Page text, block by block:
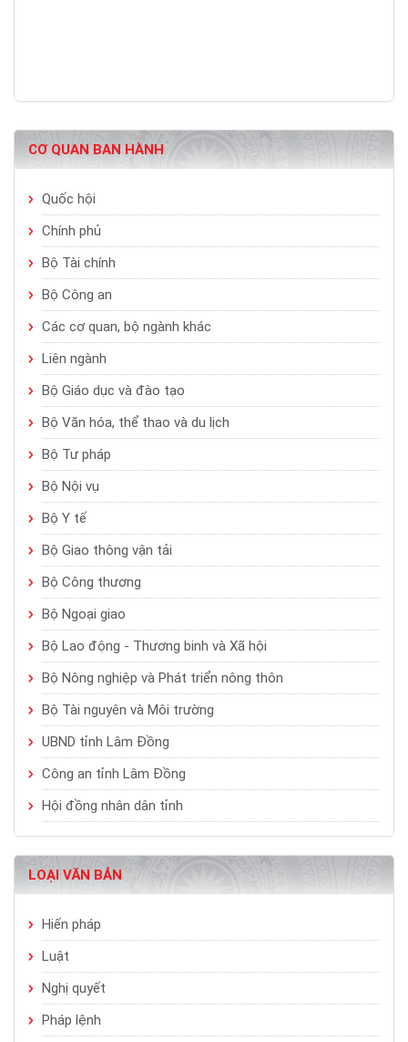
CƠ QUAN BAN HÀNH
Quốc hội
Chính phủ
Bộ Tài chính
Bộ Công an
Các cơ quan, bộ ngành khác
Liên ngành
Bộ Giáo dục và đào tạo
Bộ Văn hóa, thể thao và du lịch
Bộ Tư pháp
Bộ Nội vụ
Bộ Y tế
Bộ Giao thông vận tải
Bộ Công thương
Bộ Ngoại giao
Bộ Lao động - Thương binh và Xã hội
Bộ Nông nghiệp và Phát triển nông thôn
Bộ Tài nguyên và Môi trường
UBND tỉnh Lâm Đồng
Công an tỉnh Lâm Đồng
Hội đồng nhân dân tỉnh
LOẠI VĂN BẢN
Hiến pháp
Luật
Nghị quyết
Pháp lệnh